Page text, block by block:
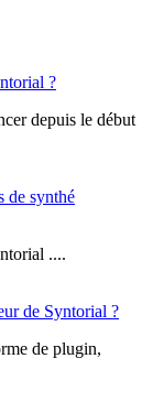
?
depuis le début
de synthé
....
de Syntorial ?
de plugin,